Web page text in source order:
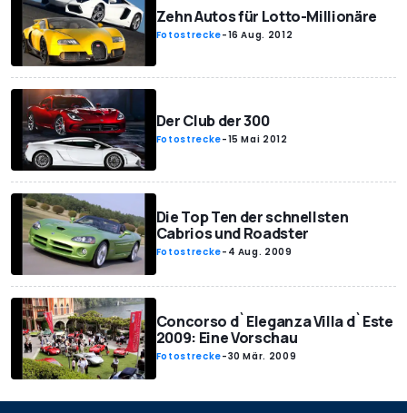
Zehn Autos für Lotto-Millionäre
Fotostrecke-16 Aug. 2012
Der Club der 300
Fotostrecke-15 Mai 2012
Die Top Ten der schnellsten
Cabrios und Roadster
Fotostrecke- 4 Aug. 2009
Concorso d`Eleganza Villa d`Este
2009: Eine Vorschau
Fotostrecke-30 Mär. 2009